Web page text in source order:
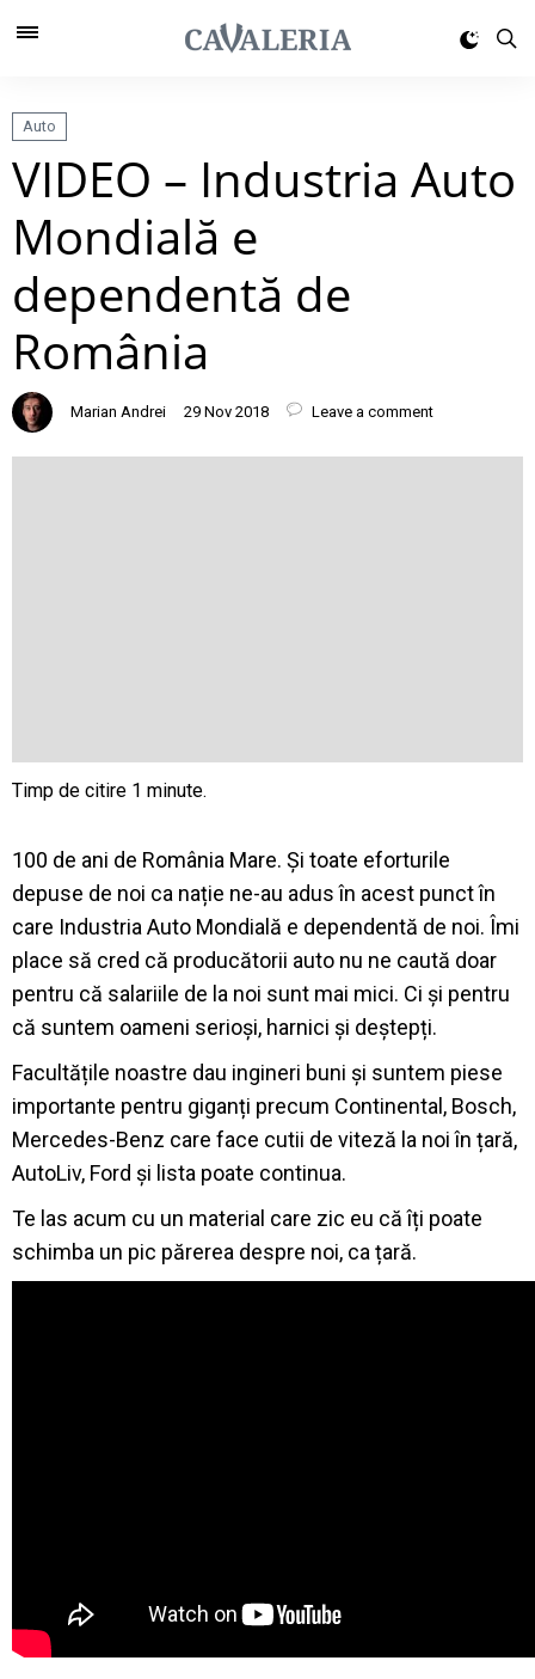
Auto
VIDEO – Industria Auto
Mondială e
dependentă de
România
Marian Andrei 29 Nov 2018 Leave a comment
100 de ani de România Mare. Și toate eforturile
depuse de noi ca nație ne-au adus în acest punct în
care Industria Auto Mondială e dependentă de noi. Îmi
place să cred că producătorii auto nu ne caută doar
pentru că salariile de la noi sunt mai mici. Ci și pentru
că suntem oameni serioși, harnici și deștepți.
Facultățile noastre dau ingineri buni și suntem piese
importante pentru giganți precum Continental, Bosch,
Mercedes-Benz care face cutii de viteză la noi în țară,
AutoLiv, Ford și lista poate continua.
Te las acum cu un material care zic eu că îți poate
schimba un pic părerea despre noi, ca țară.